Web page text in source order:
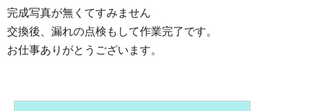
完成写真が無くてすみません
交換後、漏れの点検もして作業完了です。
お仕事ありがとうございます。